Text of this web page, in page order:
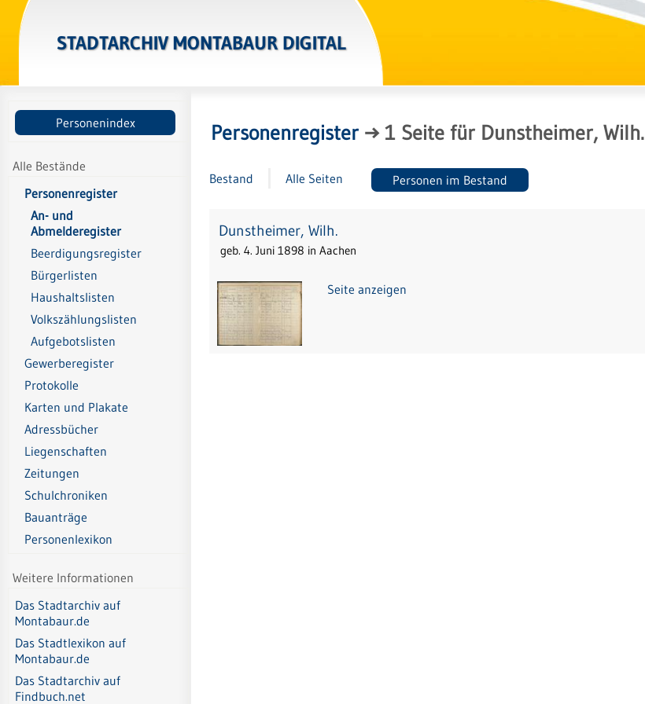
STADTARCHIV MONTABAUR DIGITAL
Personenindex
Alle Bestände
Personenregister
An- und
Abmelderegister
Beerdigungsregister
Bürgerlisten
Haushaltslisten
Volkszählungslisten
Aufgebotslisten
Gewerberegister
Protokolle
Karten und Plakate
Adressbücher
Liegenschaften
Zeitungen
Schulchroniken
Bauanträge
Personenlexikon
Weitere Informationen
Das Stadtarchiv auf
Montabaur.de
Das Stadtlexikon auf
Montabaur.de
Das Stadtarchiv auf
Findbuch.net
Personenregister→1 Seite für Dunstheimer, Wilh.
Bestand Alle Seiten Personen im Bestand
Dunstheimer, Wilh.
geb. 4. Juni 1898 in Aachen
Seite anzeigen